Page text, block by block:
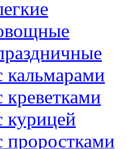
кальмарами
креветками
курицей
проростками